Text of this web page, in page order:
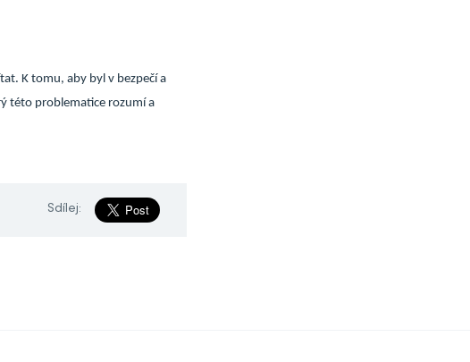
K tomu, aby byl v bezpečí a
této problematice rozumí a
Sdílej: